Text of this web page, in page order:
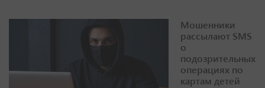
Мошенники
рассылают SMS
о
подозрительных
операциях по
картам детей